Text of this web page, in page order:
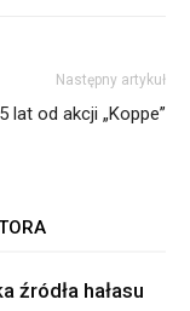
Następny artykuł
lat od akcji „Koppe”
źródła hałasu